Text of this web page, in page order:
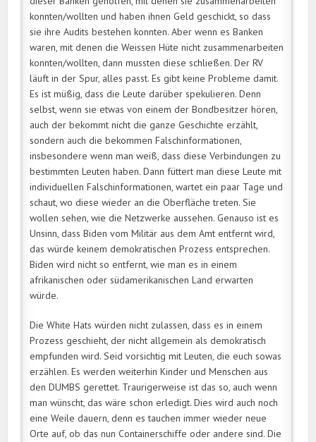
konnten/wollten und haben ihnen Geld geschickt, so dass
sie ihre Audits bestehen konnten. Aber wenn es Banken
waren, mit denen die Weissen Hüte nicht zusammenarbeiten
konnten/wollten, dann mussten diese schließen. Der RV
läuft in der Spur, alles passt. Es gibt keine Probleme damit.
Es ist müßig, dass die Leute darüber spekulieren. Denn
selbst, wenn sie etwas von einem der Bondbesitzer hören,
auch der bekommt nicht die ganze Geschichte erzählt,
sondern auch die bekommen Falschinformationen,
insbesondere wenn man weiß, dass diese Verbindungen zu
bestimmten Leuten haben. Dann füttert man diese Leute mit
individuellen Falschinformationen, wartet ein paar Tage und
schaut, wo diese wieder an die Oberfläche treten. Sie
wollen sehen, wie die Netzwerke aussehen. Genauso ist es
Unsinn, dass Biden vom Militär aus dem Amt entfernt wird,
das würde keinem demokratischen Prozess entsprechen.
Biden wird nicht so entfernt, wie man es in einem
afrikanischen oder südamerikanischen Land erwarten
würde.
Die White Hats würden nicht zulassen, dass es in einem
Prozess geschieht, der nicht allgemein als demokratisch
empfunden wird. Seid vorsichtig mit Leuten, die euch sowas
erzählen. Es werden weiterhin Kinder und Menschen aus
den DUMBS gerettet. Traurigerweise ist das so, auch wenn
man wünscht, das wäre schon erledigt. Dies wird auch noch
eine Weile dauern, denn es tauchen immer wieder neue
Orte auf, ob das nun Containerschiffe oder andere sind. Die